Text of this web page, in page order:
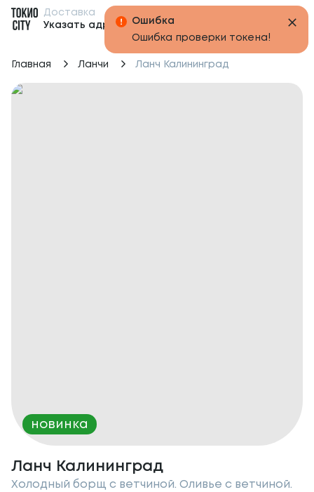
Доставка
Указать адрес
Главная Ланчи Ланч Калининград
новинка
Ланч Калининград
Холодный борщ с ветчиной. Оливье с ветчиной.